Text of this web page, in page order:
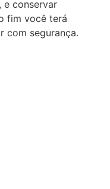
e conservar
fim você terá
com segurança.